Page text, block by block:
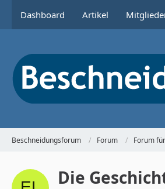
Dashboard Artikel
Beschneidungsforum Forum Forum
Die